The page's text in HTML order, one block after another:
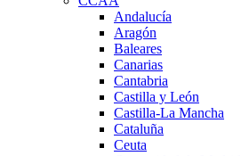
Andalucía
Aragón
Baleares
Canarias
Cantabria
Castilla y León
Castilla-La Mancha
Cataluña
Ceuta